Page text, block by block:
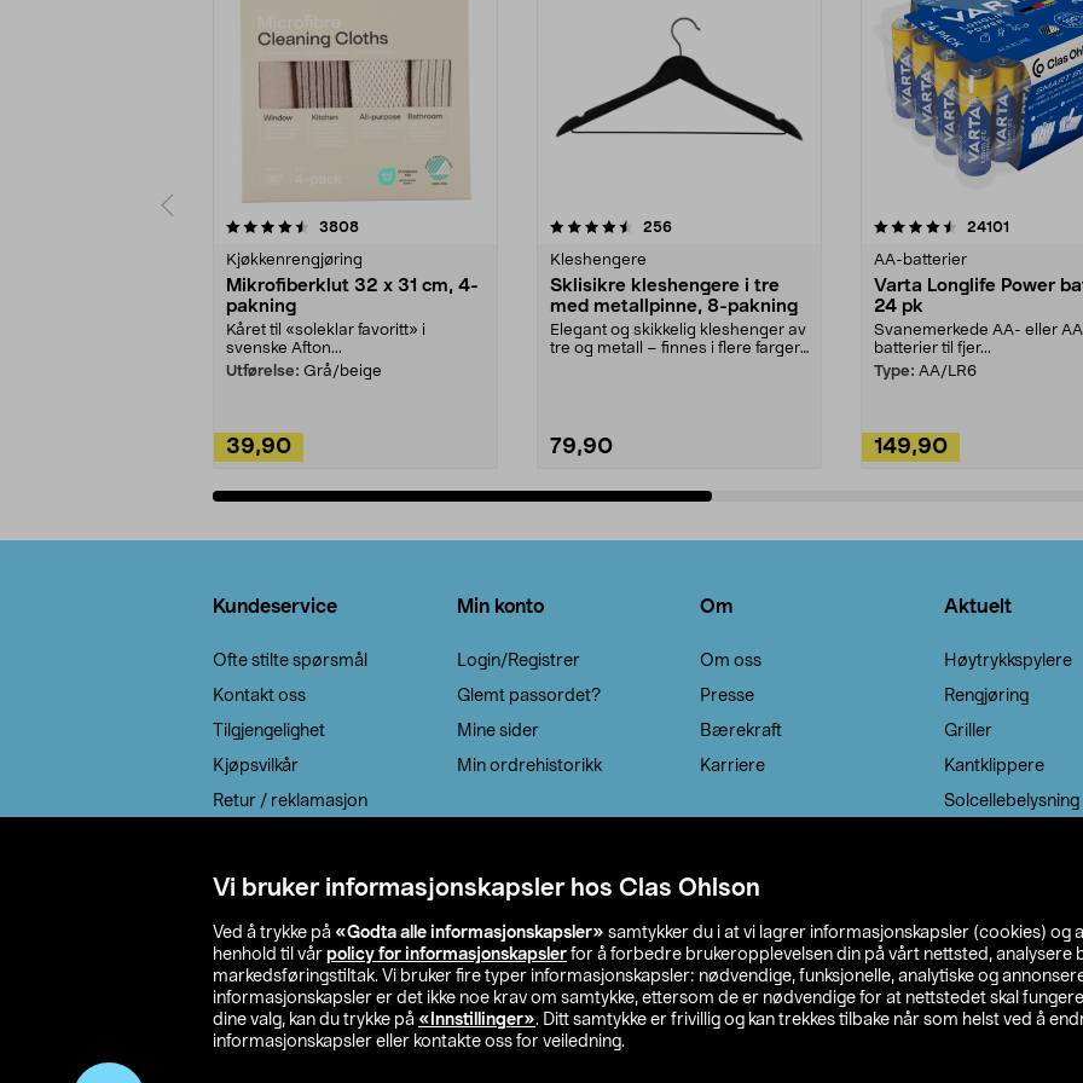
Vi bruker informasjonskapsler hos Clas Ohlson
Ved å trykke på «Godta alle informasjonskapsler» samtykker du i at vi lagrer informasjonskapsler (cookies) og
henhold til vår policy for informasjonskapsler for å forbedre brukeropplevelsen din på vårt nettsted, analysere
markedsføringstiltak. Vi bruker fire typer informasjonskapsler: nødvendige, funksjonelle, analytiske og
informasjonskapsler er det ikke noe krav om samtykke, ettersom de er nødvendige for at nettstedet skal
dine valg, kan du trykke på «Innstillinger». Ditt samtykke er frivillig og kan trekkes tilbake når som helst ved å
informasjonskapsler eller kontakte oss for veiledning.
3808anmeldelser
Kjøkkenrengjøring
Mikrofiberklut 32 x 31 cm, 4-
pakning
Kåret til «soleklar favoritt» i
svenske Afton...
Utførelse: Grå/beige
39,90
4.5av 5 stjerner 256anmeldelser
Kleshengere
Sklisikre kleshengere i tre
med metallpinne, 8-pakning
Elegant og skikkelig kleshenger av
tre og metall – finnes i flere farger.
79,90
4.5av 5 stjerner 24101
AA-batterier
Varta Longlife Power
24 pk
Svanemerkede AA- eller
batterier til fjer...
Type: AA/LR6
149,90
4.5av 5 stjerner
Kundeservice
Ofte stilte spørsmål
Kontakt oss
Tilgjengelighet
Kjøpsvilkår
Retur / reklamasjon
Min konto
Login/Registrer
Glemt passordet?
Mine sider
Min ordrehistorikk
Om
Om oss
Presse
Bærekraft
Karriere
Aktuelt
Høytrykkspylere
Rengjøring
Griller
Kantklippere
Solcellebelysning